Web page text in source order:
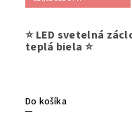
Do košíka
⭐ LED svetelná
teplá biela ⭐